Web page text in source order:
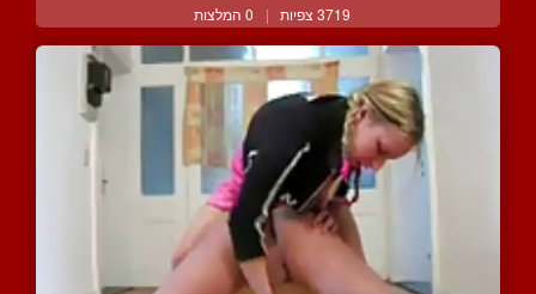
3719 צפיות | 0 המלצות